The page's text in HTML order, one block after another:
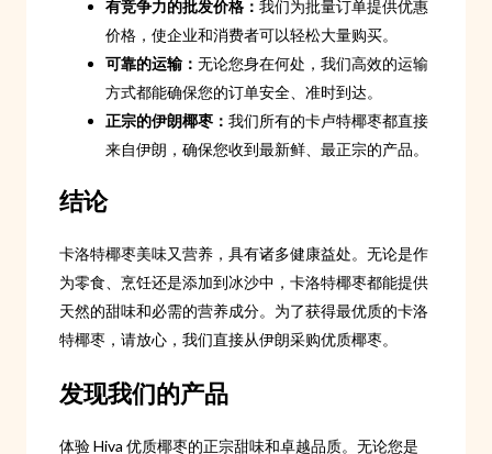
有竞争力的批发价格： 我们为批量订单提供优惠
价格，使企业和消费者可以轻松大量购买。
可靠的运输： 无论您身在何处，我们高效的运输
方式都能确保您的订单安全、准时到达。
正宗的伊朗椰枣： 我们所有的卡卢特椰枣都直接
来自伊朗，确保您收到最新鲜、最正宗的产品。
结论
卡洛特椰枣美味又营养，具有诸多健康益处。无论是作
为零食、烹饪还是添加到冰沙中，卡洛特椰枣都能提供
天然的甜味和必需的营养成分。为了获得最优质的卡洛
特椰枣，请放心，我们直接从伊朗采购优质椰枣。
发现我们的产品
体验 Hiva 优质椰枣的正宗甜味和卓越品质。无论您是